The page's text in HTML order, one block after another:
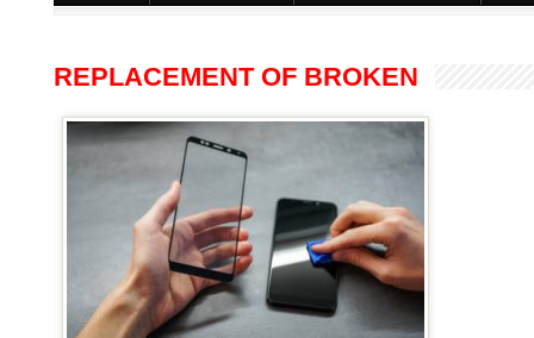
REPLACEMENT OF BROKEN